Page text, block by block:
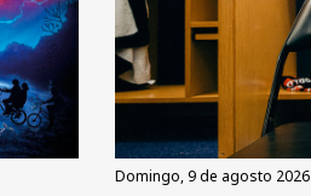
domingo, 9 de agosto 2026